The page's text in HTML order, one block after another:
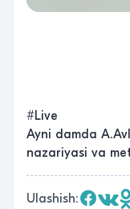
#Live
Ayni damda
nazariyasi va
Ulashish: